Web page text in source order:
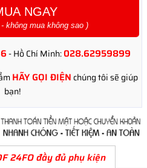
NGAY
không mua không sao )
- Hồ Chí Minh:028.62959899
HÃY GỌI ĐIỆN chúng tôi sẽ giúp
bạn!
24FO đầy đủ phụ kiện